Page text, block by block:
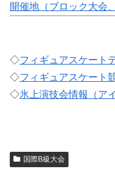
開催地（ブロック大会
◇フィギュアスケート
◇フィギュアスケート
◇氷上演技会情報（ア
国際B級大会